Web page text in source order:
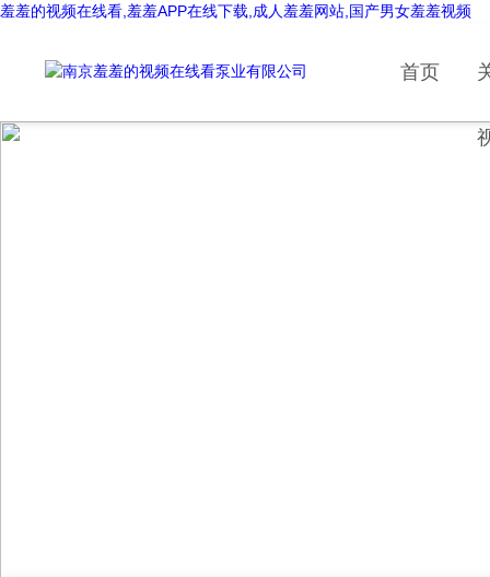
羞羞的视频在线看,羞羞APP在线下载,成人羞羞网站,国产男女羞羞视频
首页